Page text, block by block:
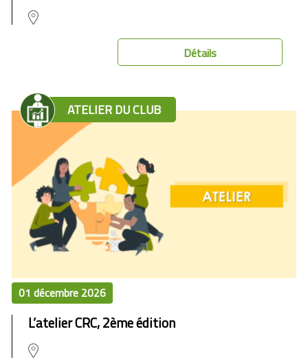
Détails
ATELIER DU CLUB
01 décembre 2026
L’atelier CRC, 2ème édition